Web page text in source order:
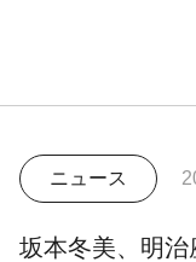
ニュース
坂本冬美、明